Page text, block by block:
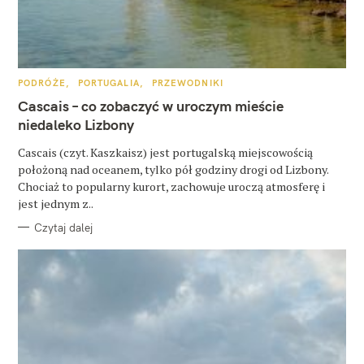
K
T
E
G
O
I
E
PODRÓŻE PORTUGALIA PRZEWODNIKI
Cascais – co zobaczyć w uroczym mieście
niedaleko Lizbony
Cascais (czyt. Kaszkaisz) jest portugalską miejscowością
położoną nad oceanem, tylko pół godziny drogi od Lizbony.
Chociaż to popularny kurort, zachowuje uroczą atmosferę i
jest jednym z..
Czytaj dalej